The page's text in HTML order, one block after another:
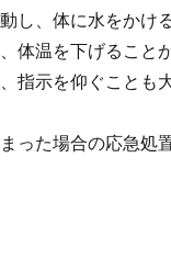
し、体に水をかけ
体温を下げること
指示を仰ぐことも
った場合の応急処